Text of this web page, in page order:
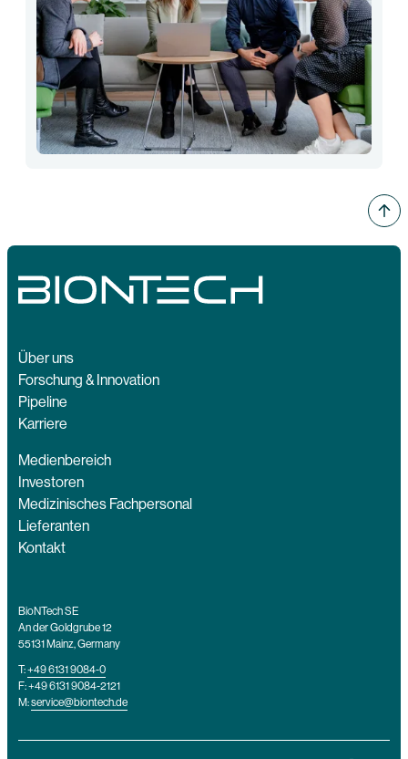
Über uns
Forschung & Innovation
Pipeline
Karriere
Medienbereich
Investoren
Medizinisches Fachpersonal
Lieferanten
Kontakt
BioNTech SE
An der Goldgrube 12
55131 Mainz, Germany
T:+49 6131 9084-0
F: +49 6131 9084-2121
M:service@biontech.de